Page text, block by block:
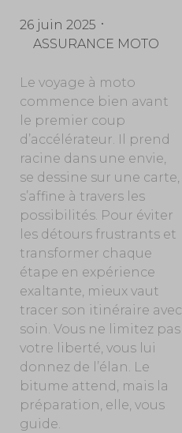
26 juin 2025
ASSURANCE MOTO
Le voyage à moto
commence bien avant
le premier coup
d’accélérateur. Il prend
racine dans une envie,
se dessine sur une carte,
s’affine à travers les
possibilités. Pour éviter
les détours frustrants et
transformer chaque
étape en expérience
exaltante, mieux vaut
tracer son itinéraire avec
soin. Vous ne limitez pas
votre liberté, vous lui
donnez de l’élan. Le
bitume attend, mais la
préparation, elle, vous
guide.